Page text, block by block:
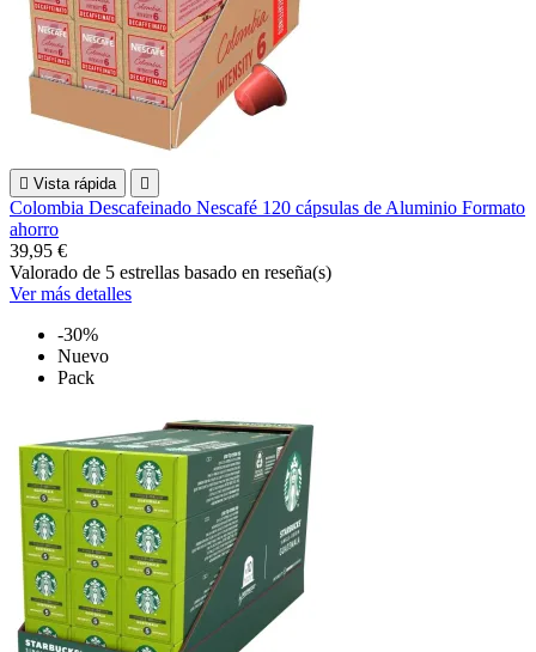
 Vista rápida 
Colombia Descafeinado Nescafé 120 cápsulas de Aluminio Formato
ahorro
39,95 €
Valorado de 5 estrellas basado en reseña(s)
Ver más detalles
-30%
Nuevo
Pack